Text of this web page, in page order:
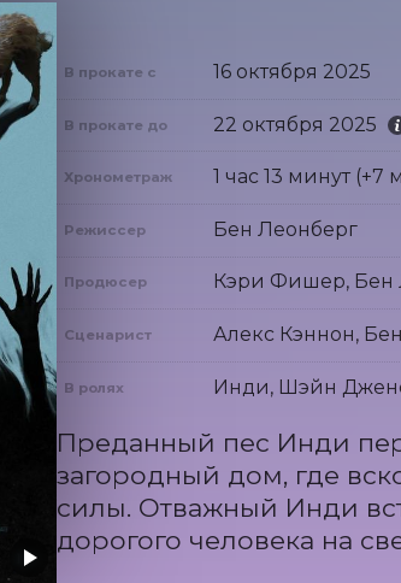
В прокате с 16 октября 2025
В прокате до 22 октября 2025
Хронометраж 1 час 13 минут
Режиссер Бен Леонберг
Продюсер Кэри Фишер, Бен
Сценарист Алекс Кэннон,
В ролях Инди, Шэйн
Преданный пес Инди
загородный дом, где
силы. Отважный Инди
дорогого человека на